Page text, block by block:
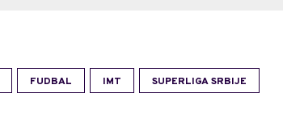
FUDBAL IMT SUPERLIGA SRBIJE